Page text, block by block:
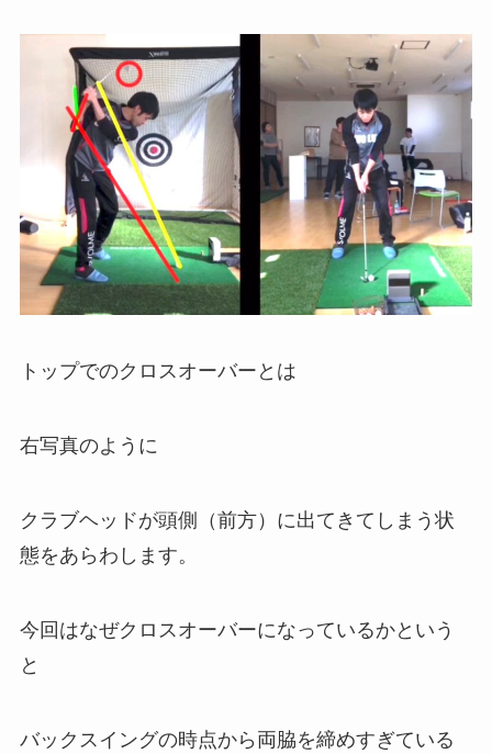
トップでのクロスオーバーとは
右写真のように
クラブヘッドが頭側（前方）に出てきてしまう状
態をあらわします。
今回はなぜクロスオーバーになっているかという
と
バックスイングの時点から両脇を締めすぎている